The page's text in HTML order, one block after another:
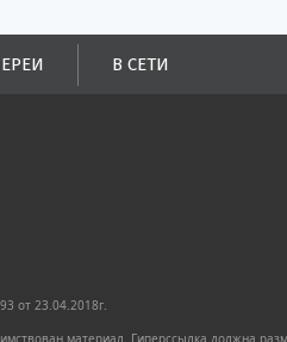
В СЕТИ
от 23.04.2018г.